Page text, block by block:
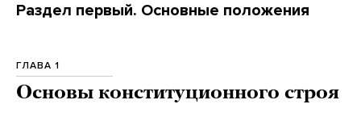
Раздел первый. Основные положения
ГЛАВА 1
Основы конституционного строя